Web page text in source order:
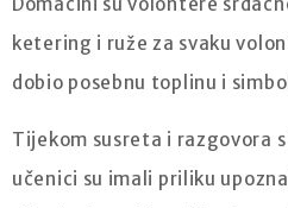
ketering i ruže za svaku
dobio posebnu toplinu i
Tijekom susreta i razgovora
učenici su imali priliku